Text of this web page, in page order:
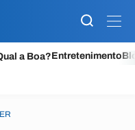
a Boa?Entretenimento